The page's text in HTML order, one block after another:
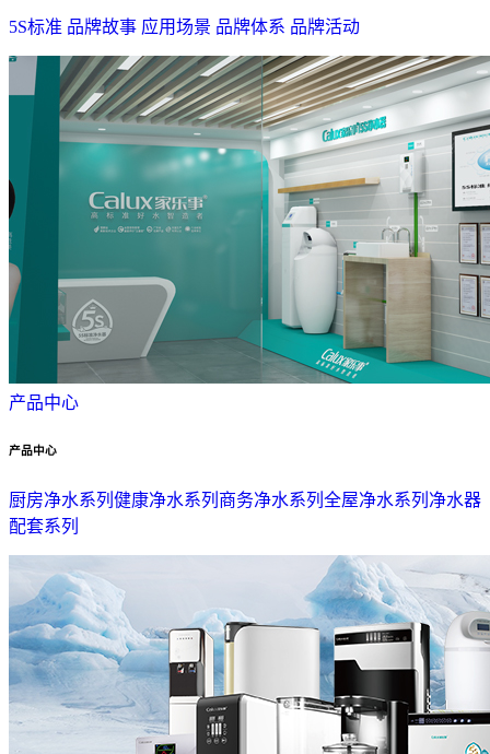
5S标准 品牌故事 应用场景 品牌体系 品牌活动
产品中心
产品中心
厨房净水系列 健康净水系列 商务净水系列 全屋净水系列 净水器
配套系列